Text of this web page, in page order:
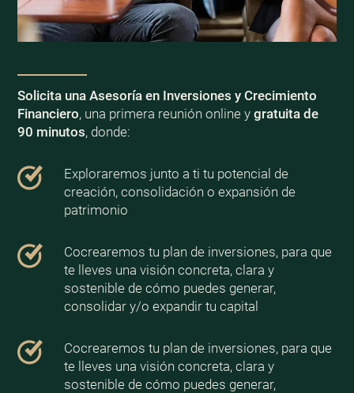
Solicita una Asesoría en Inversiones y Crecimiento
Financiero, una primera reunión online y gratuita de
90 minutos, donde:
Exploraremos junto a ti tu potencial de
creación, consolidación o expansión de
patrimonio
Cocrearemos tu plan de inversiones, para que
te lleves una visión concreta, clara y
sostenible de cómo puedes generar,
consolidar y/o expandir tu capital
Cocrearemos tu plan de inversiones, para que
te lleves una visión concreta, clara y
sostenible de cómo puedes generar,